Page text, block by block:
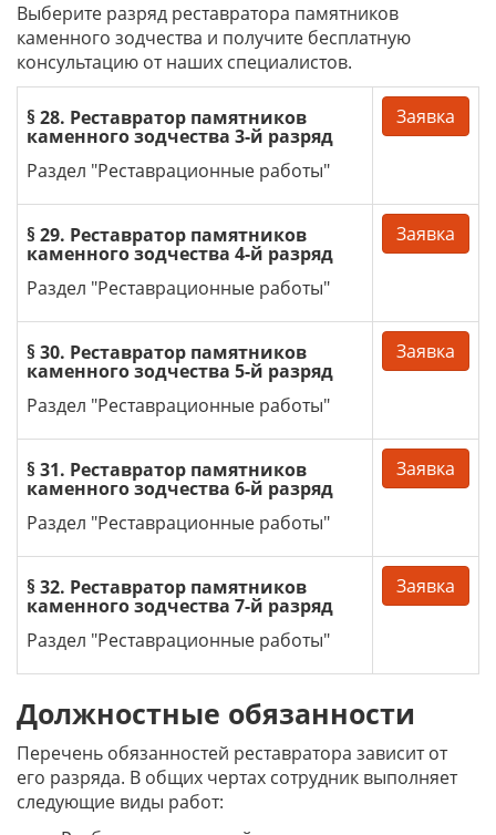
Выберите разряд реставратора памятников
каменного зодчества и получите бесплатную
консультацию от наших специалистов.
§ 28. Реставратор памятников
каменного зодчества 3-й разряд
Раздел "Реставрационные работы"
Заявка
§ 29. Реставратор памятников
каменного зодчества 4-й разряд
Раздел "Реставрационные работы"
Заявка
§ 30. Реставратор памятников
каменного зодчества 5-й разряд
Раздел "Реставрационные работы"
Заявка
§ 31. Реставратор памятников
каменного зодчества 6-й разряд
Раздел "Реставрационные работы"
Заявка
§ 32. Реставратор памятников
каменного зодчества 7-й разряд
Раздел "Реставрационные работы"
Заявка
Должностные обязанности
Перечень обязанностей реставратора зависит от
его разряда. В общих чертах сотрудник выполняет
следующие виды работ: